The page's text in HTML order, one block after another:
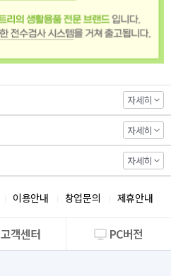
자세히
자세히
자세히
이용안내 창업문의 제휴안내
회사소개
고객센터 PC버전